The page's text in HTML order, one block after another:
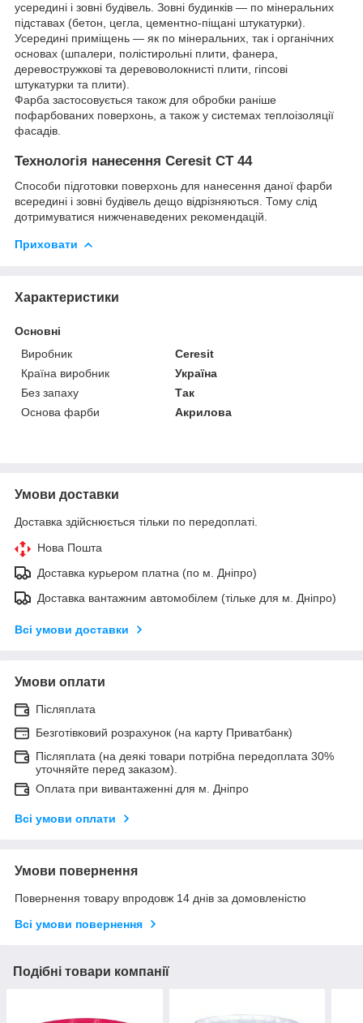
усередині і зовні будівель. Зовні будинків — по мінеральних
підставах (бетон, цегла, цементно-піщані штукатурки).
Усередині приміщень — як по мінеральних, так і органічних
основах (шпалери, полістирольні плити, фанера,
деревостружкові та деревоволокнисті плити, гіпсові
штукатурки та плити).
Фарба застосовується також для обробки раніше
пофарбованих поверхонь, а також у системах теплоізоляції
фасадів.
Технологія нанесення Ceresit CT 44
Способи підготовки поверхонь для нанесення даної фарби
всередині і зовні будівель дещо відрізняються. Тому слід
дотримуватися нижченаведених рекомендацій.
Приховати
Характеристики
Основні
Виробник
Ceresit
Країна виробник
Україна
Без запаху
Так
Основа фарби
Акрилова
Умови доставки
Доставка здійснюється тільки по передоплаті.
Нова Пошта
Доставка курьером платна (по м. Дніпро)
Доставка вантажним автомобілем (тільке для м. Дніпро)
Всі умови доставки
Умови оплати
Післяплата
Безготівковий розрахунок (на карту Приватбанк)
Післяплата (на деякі товари потрібна передоплата 30%
уточняйте перед заказом).
Оплата при вивантаженні для м. Дніпро
Всі умови оплати
Умови повернення
Повернення товару впродовж 14 днів за домовленістю
Всі умови повернення
Подібні товари компанії